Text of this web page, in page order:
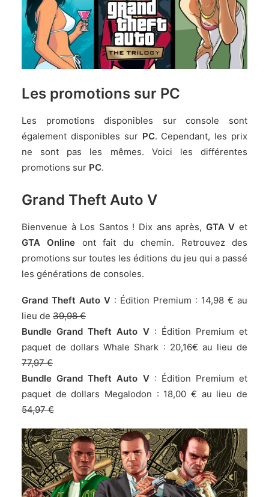
Les promotions sur PC
Les promotions disponibles sur console sont
également disponibles sur PC. Cependant, les prix
ne sont pas les mêmes. Voici les différentes
promotions sur PC.
Grand Theft Auto V
Bienvenue à Los Santos ! Dix ans après, GTA V et
GTA Online ont fait du chemin. Retrouvez des
promotions sur toutes les éditions du jeu qui a passé
les générations de consoles.
Grand Theft Auto V : Édition Premium : 14,98 € au
lieu de 39,98 €
Bundle Grand Theft Auto V: Édition Premium et
paquet de dollars Whale Shark : 20,16€ au lieu de
77,97 €
Bundle Grand Theft Auto V: Édition Premium et
paquet de dollars Megalodon : 18,00 € au lieu de
54,97 €